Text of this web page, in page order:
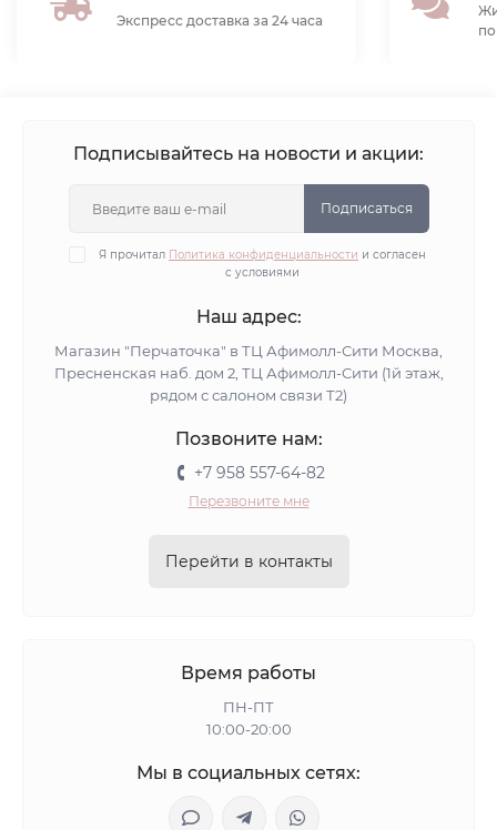
Экспресс доставка за 24 часа
Подписывайтесь на новости и акции:
Подписаться
Я прочитал Политика конфиденциальности и согласен
с условиями
Наш адрес:
Магазин "Перчаточка" в ТЦ Афимолл-Сити Москва,
Пресненская наб. дом 2, ТЦ Афимолл-Сити (1й этаж,
рядом с салоном связи Т2)
Позвоните нам:
+7 958 557-64-82
Перезвоните мне
Перейти в контакты
Время работы
ПН-ПТ
10:00-20:00
Мы в социальных сетях: